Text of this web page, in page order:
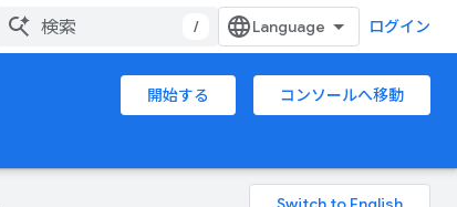
/ ログイン
開始する
コンソールへ移動